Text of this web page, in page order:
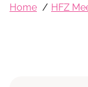
Home HFZ